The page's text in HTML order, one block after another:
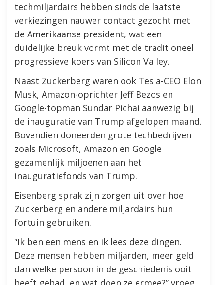
techmiljardairs hebben sinds de laatste
verkiezingen nauwer contact gezocht met
de Amerikaanse president, wat een
duidelijke breuk vormt met de traditioneel
progressieve koers van Silicon Valley.
Naast Zuckerberg waren ook Tesla-CEO Elon
Musk, Amazon-oprichter Jeff Bezos en
Google-topman Sundar Pichai aanwezig bij
de inauguratie van Trump afgelopen maand.
Bovendien doneerden grote techbedrijven
zoals Microsoft, Amazon en Google
gezamenlijk miljoenen aan het
inauguratiefonds van Trump.
Eisenberg sprak zijn zorgen uit over hoe
Zuckerberg en andere miljardairs hun
fortuin gebruiken.
“Ik ben een mens en ik lees deze dingen.
Deze mensen hebben miljarden, meer geld
dan welke persoon in de geschiedenis ooit
heeft gehad, en wat doen ze ermee?” vroeg